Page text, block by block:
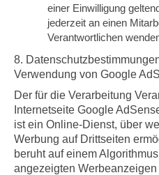
einer Einwilligung
jederzeit an einen
Verantwortlichen
8.
Verwendung von Google
Der für die Verarbeitung
Internetseite Google
ist ein Online-Dienst, über
Werbung auf Drittseiten
beruht auf einem
angezeigten